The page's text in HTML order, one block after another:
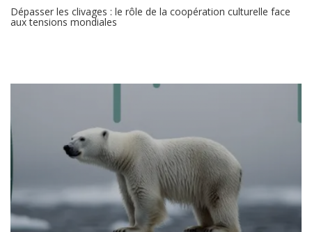
Dépasser les clivages : le rôle de la coopération culturelle face
aux tensions mondiales